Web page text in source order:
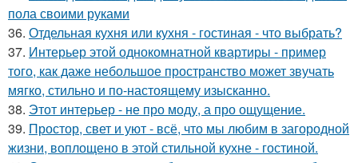
пола своими руками
36. Отдельная кухня или кухня - гостиная - что выбрать?
37. Интерьер этой однокомнатной квартиры - пример
того, как даже небольшое пространство может звучать
мягко, стильно и по-настоящему изысканно.
38. Этот интерьер - не про моду, а про ощущение.
39. Простор, свет и уют - всё, что мы любим в загородной
жизни, воплощено в этой стильной кухне - гостиной.